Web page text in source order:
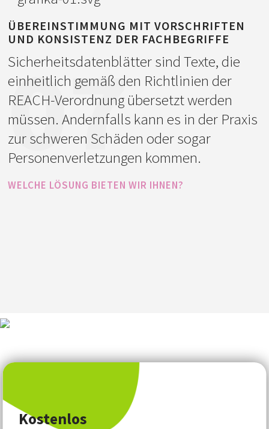
Sie uns vorherige bereits vorhandene
Übersetzungen zukommen lassen,
können wir auch anhand von diesen ein
Translation Memory erstellen.
beantragen, denn wir können die neun
oder geringfügig veränderten Textfile
mithilfe unserer Spezialsoftware
ausschneiden und nur diese Übersetzen.
Bei nur geringfügig veränderten Texten
kann das enorme Ersparnisse für Sie
bedeuten und auch Ihre Übersetzung wird
viel schneller angefertigt.
Konsistenz aller übersetzten Texte
07
ÜBEREINSTIMMUNG MIT VORSCHRIFTEN
UND KONSISTENZ DER FACHBEGRIFFE
Sicherheitsdatenblätter sind Texte, die
einheitlich gemäß den Richtlinien der
REACH-Verordnung übersetzt werden
müssen. Andernfalls kann es in der Praxis
zur schweren Schäden oder sogar
Personenverletzungen kommen.
WELCHE LÖSUNG BIETEN WIR IHNEN?
legen wir besondere Aufmerksamkeit auf
nationalen und EU-Vorschriften.
Kostenlos